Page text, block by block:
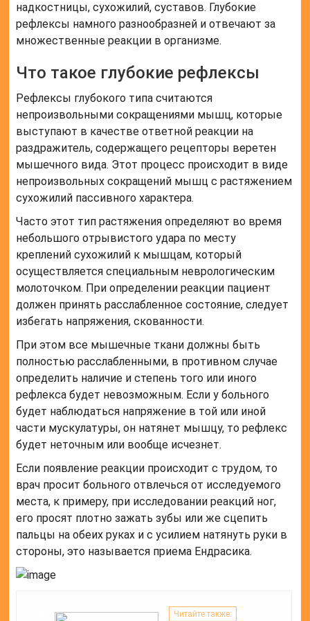
надкостницы, сухожилий, суставов. Глубокие
рефлексы намного разнообразней и отвечают за
множественные реакции в организме.
Что такое глубокие рефлексы
Рефлексы глубокого типа считаются
непроизвольными сокращениями мышц, которые
выступают в качестве ответной реакции на
раздражитель, содержащего рецепторы веретен
мышечного вида. Этот процесс происходит в виде
непроизвольных сокращений мышц с растяжением
сухожилий пассивного характера.
Часто этот тип растяжения определяют во время
небольшого отрывистого удара по месту
креплений сухожилий к мышцам, который
осуществляется специальным неврологическим
молоточком. При определении реакции пациент
должен принять расслабленное состояние, следует
избегать напряжения, скованности.
При этом все мышечные ткани должны быть
полностью расслабленными, в противном случае
определить наличие и степень того или иного
рефлекса будет невозможным. Если у больного
будет наблюдаться напряжение в той или иной
части мускулатуры, он натянет мышцу, то рефлекс
будет неточным или вообще исчезнет.
Если появление реакции происходит с трудом, то
врач просит больного отвлечься от исследуемого
места, к примеру, при исследовании реакций ног,
его просят плотно зажать зубы или же сцепить
пальцы на обеих руках и с усилием натянуть руки в
стороны, это называется приема Ендрасика.
Читайте также: